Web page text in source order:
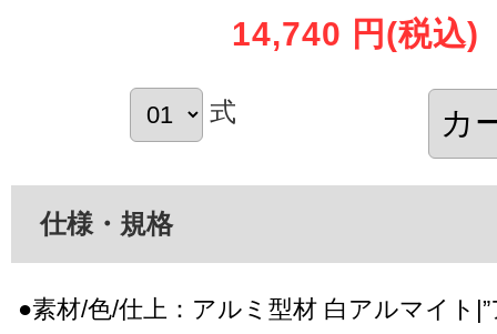
14,740 円 (税込)
式
仕様・規格
●素材/色/仕上：アルミ型材 白アルマイト